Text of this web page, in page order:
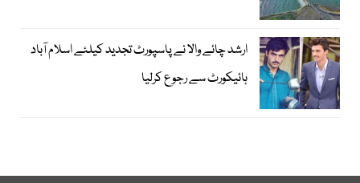
ارشد چائے والا نے پاسپورٹ تجدید کیلئے اسلام آباد
ہائیکورٹ سے رجوع کرلیا